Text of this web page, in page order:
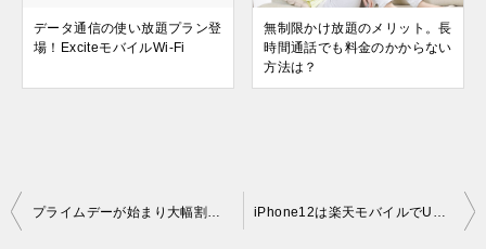
データ通信の使い放題プラン登
場！ExciteモバイルWi-Fi
無制限かけ放題のメリット。長
時間通話でも料金のかからない
方法は？
投
プライムデーが始まり大幅割引で購入チャンス！注目のポイントは iPhone12は楽天モバイルでUN-LIMIT V使用可？